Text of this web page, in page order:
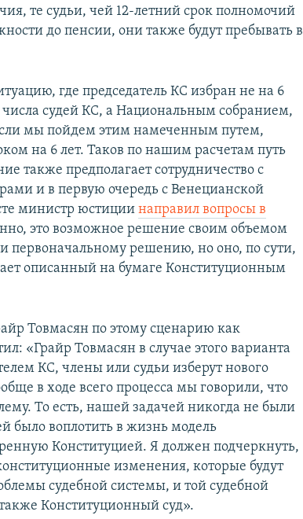
те судьи, чей 12-летний срок полномочий
до пенсии, они также будут пребывать в
где председатель КС избран не на 6
судей КС, а Национальным собранием,
мы пойдем этим намеченным путем,
на 6 лет. Таков по нашим расчетам путь
также предполагает сотрудничество с
и в первую очередь с Венецианской
министр юстициинаправил вопросы в
это возможное решение своим объемом
решению, но оно, по сути,
описанный на бумаге Конституционным
Товмасян по этому сценарию как
«Грайр Товмасян в случае этого варианта
КС, члены или судьи изберут нового
в ходе всего процесса мы говорили, что
То есть, нашей задачей никогда не были
было воплотить в жизнь модель
Конституцией. Я должен подчеркнуть,
изменения, которые будут
судебной системы, и той судебной
Конституционный суд».